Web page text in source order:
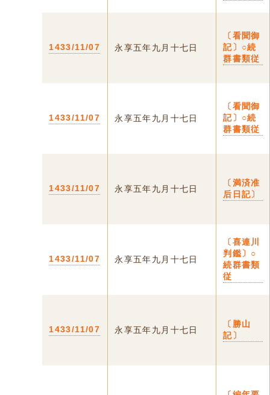
1433/11/07 永享五年九月十七日
〔看聞御
記〕○続
群書類従
1433/11/07 永享五年九月十七日
〔看聞御
記〕○続
群書類従
1433/11/07 永享五年九月十七日
〔満済准
后日記〕
1433/11/07 永享五年九月十七日
〔喜連川
判鑑〕○
続群書類
従
1433/11/07 永享五年九月十七日
〔勝山
記〕